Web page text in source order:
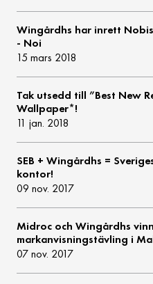
Wingårdhs har inrett
- Noi
15 mars 2018
Tak utsedd till ”Best New
Wallpaper*!
11 jan. 2018
SEB + Wingårdhs =
kontor!
09 nov. 2017
Midroc och Wingårdhs
markanvisningstävling i
07 nov. 2017